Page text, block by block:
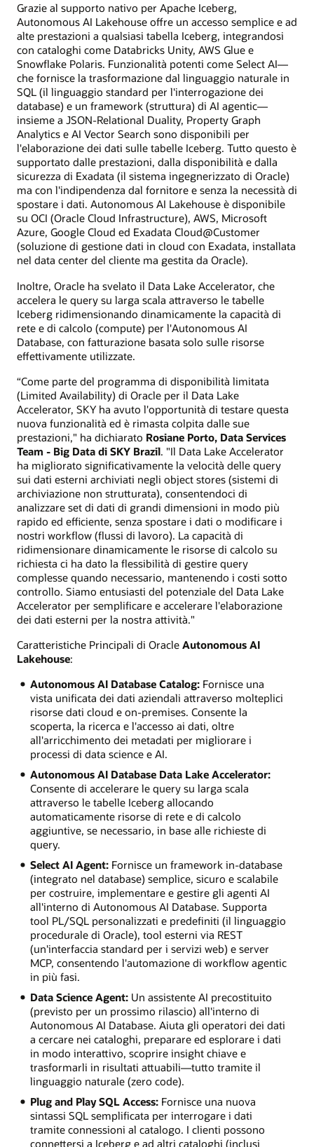
Grazie al supporto nativo per Apache Iceberg,
Autonomous AI Lakehouse offre un accesso semplice e ad
alte prestazioni a qualsiasi tabella Iceberg, integrandosi
con cataloghi come Databricks Unity, AWS Glue e
Snowflake Polaris. Funzionalità potenti come Select AI—
che fornisce la trasformazione dal linguaggio naturale in
SQL (il linguaggio standard per l'interrogazione dei
database) e un framework (struttura) di AI agentic—
insieme a JSON-Relational Duality, Property Graph
Analytics e AI Vector Search sono disponibili per
l'elaborazione dei dati sulle tabelle Iceberg. Tutto questo è
supportato dalle prestazioni, dalla disponibilità e dalla
sicurezza di Exadata (il sistema ingegnerizzato di Oracle)
ma con l'indipendenza dal fornitore e senza la necessità di
spostare i dati. Autonomous AI Lakehouse è disponibile
su OCI (Oracle Cloud Infrastructure), AWS, Microsoft
Azure, Google Cloud ed Exadata Cloud@Customer
(soluzione di gestione dati in cloud con Exadata, installata
nel data center del cliente ma gestita da Oracle).
Inoltre, Oracle ha svelato il Data Lake Accelerator, che
accelera le query su larga scala attraverso le tabelle
Iceberg ridimensionando dinamicamente la capacità di
rete e di calcolo (compute) per l'Autonomous AI
Database, con fatturazione basata solo sulle risorse
effettivamente utilizzate.
“Come parte del programma di disponibilità limitata
(Limited Availability) di Oracle per il Data Lake
Accelerator, SKY ha avuto l'opportunità di testare questa
nuova funzionalità ed è rimasta colpita dalle sue
prestazioni," ha dichiarato Rosiane Porto, Data Services
Team - Big Data di SKY Brazil. "Il Data Lake Accelerator
ha migliorato significativamente la velocità delle query
sui dati esterni archiviati negli object stores (sistemi di
archiviazione non strutturata), consentendoci di
analizzare set di dati di grandi dimensioni in modo più
rapido ed efficiente, senza spostare i dati o modificare i
nostri workflow (flussi di lavoro). La capacità di
ridimensionare dinamicamente le risorse di calcolo su
richiesta ci ha dato la flessibilità di gestire query
complesse quando necessario, mantenendo i costi sotto
controllo. Siamo entusiasti del potenziale del Data Lake
Accelerator per semplificare e accelerare l'elaborazione
dei dati esterni per la nostra attività."
Caratteristiche Principali di Oracle Autonomous AI
Lakehouse:
Autonomous AI Database Catalog:Fornisce una
vista unificata dei dati aziendali attraverso molteplici
risorse dati cloud e on-premises. Consente la
scoperta, la ricerca e l'accesso ai dati, oltre
all'arricchimento dei metadati per migliorare i
processi di data science e AI.
Autonomous AI Database Data Lake Accelerator:
Consente di accelerare le query su larga scala
attraverso le tabelle Iceberg allocando
automaticamente risorse di rete e di calcolo
aggiuntive, se necessario, in base alle richieste di
query.
Select AI Agent: Fornisce un framework in-database
(integrato nel database) semplice, sicuro e scalabile
per costruire, implementare e gestire gli agenti AI
all'interno di Autonomous AI Database. Supporta
tool PL/SQL personalizzati e predefiniti (il linguaggio
procedurale di Oracle), tool esterni via REST
(un'interfaccia standard per i servizi web) e server
MCP, consentendo l'automazione di workflow agentic
in più fasi.
Data Science Agent:Un assistente AI precostituito
(previsto per un prossimo rilascio) all'interno di
Autonomous AI Database. Aiuta gli operatori dei dati
a cercare nei cataloghi, preparare ed esplorare i dati
in modo interattivo, scoprire insight chiave e
trasformarli in risultati attuabili—tutto tramite il
linguaggio naturale (zero code).
Plug and Play SQL Access: Fornisce una nuova
sintassi SQL semplificata per interrogare i dati
tramite connessioni al catalogo. I clienti possono
connettersi a Iceberg e ad altri cataloghi (inclusi